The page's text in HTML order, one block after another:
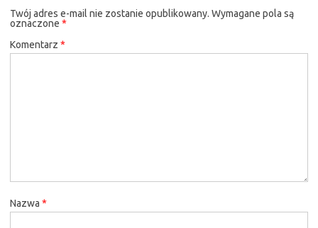
Twój adres e-mail nie zostanie opublikowany. Wymagane pola są
oznaczone *
Komentarz *
Nazwa *